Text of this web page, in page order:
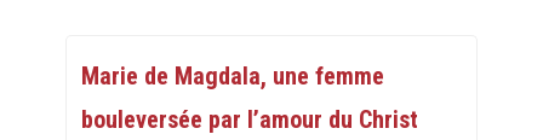
Marie de Magdala, une femme
bouleversée par l’amour du Christ